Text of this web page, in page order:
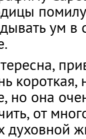
ум в
но она
от
духовной